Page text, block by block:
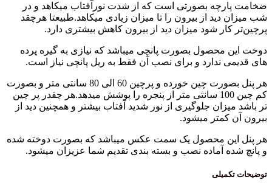
ضخامت پارچه بصورتی است که از شدت نورآفتاب میکاهد و در
شب میزان دید از بیرون را تا میزان زیادی میکاهد.طبیعتا هرچقد
پرچین‌تر کار شود میزان دید از بیرون کاهش بیشتری دارد.
دوخت این محصول بصورت پانچی میباشد که نیازی به گیره پرده
های قدیمی ندارد و برای نصب آن فقط به ریل پانچی نیاز است.
هر پنل بصورت چین خورده و پرچین 60 الی 80 سانتی متر و بصورت
کم چین 100 سانتی متر از پنجره را پوشش میدهد.هر چقدر پر چین
تر باشد میزان جلوگیری از نور شدید آفتاب بیشتر و همچنین دید از
بیرون آن کمتر میشود.
هر پنل این محصول یک سمت عکس میباشد که بصورت دوخته شده
و پانچ شده آماده نصب و بسته بندی تقدیم شما عزیزان میشود.
توضیحات تکمیلی